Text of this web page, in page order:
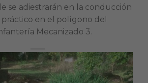
se adiestrarán en la conducción
en el polígono del
Mecanizado 3.